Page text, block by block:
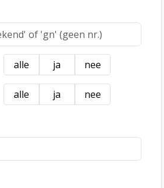
alle ja nee
alle ja nee